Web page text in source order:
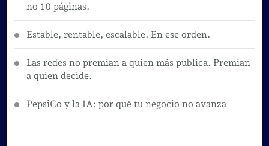
no 10 páginas.
Estable, rentable, escalable. En ese orden.
Las redes no premian a quien más publica. Premian
a quien decide.
PepsiCo y la IA: por qué tu negocio no avanza